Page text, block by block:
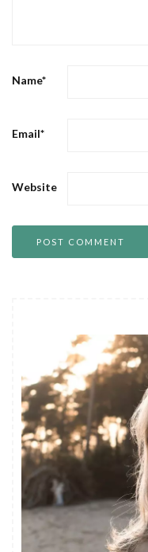
Name*
Email*
Website